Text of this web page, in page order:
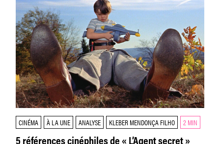
CINÉMA À LA UNE ANALYSE KLEBER MENDONÇA FILHO 2 MIN